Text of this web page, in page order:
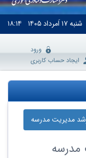
شنبه۱۷ اَمرداد ۱۴۰۵ ۱۸:۱۴
ورود
ایجاد حساب کاربری
مدیریت مدرسه
مدرسه